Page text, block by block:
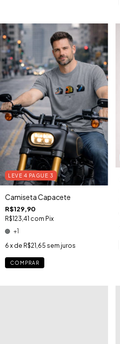
LEVE 4 PAGUE 3
Camiseta Capacete
R$129,90
R$123,41 com Pix
+1
6 x de R$21,65 sem juros
COMPRAR